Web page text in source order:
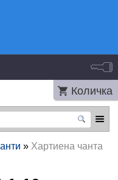
Количка
» Хартиена чанта